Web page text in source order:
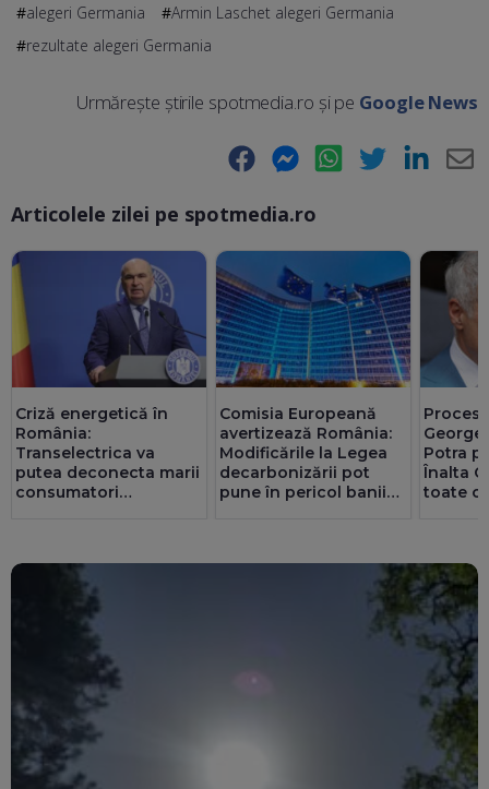
alegeri Germania
Armin Laschet alegeri Germania
rezultate alegeri Germania
Urmărește știrile spotmedia.ro și pe Google News
Facebook Messenger WhatsApp Twitter LinkedIn
Articolele zilei pe spotmedia.ro
Criză energetică în
România:
Transelectrica va
putea deconecta marii
consumatori
afectate
Comisia Europeană
avertizează România:
Modificările la Legea
decarbonizării pot
pune în pericol banii
Potra
Înalta
toate